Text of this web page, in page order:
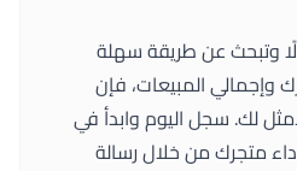
وتبحث عن طريقة سهلة
وإجمالي المبيعات، فإن
لك. سجل اليوم وابدأ في
متجرك من خلال رسالة